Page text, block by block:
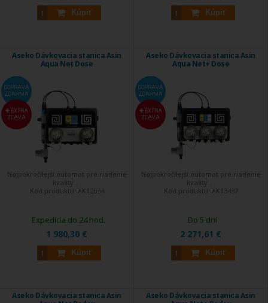
Kúpiť Kúpiť
Aseko Dávkovacia stanica Asin
Aqua Net Dose
DOPRAVA
ZDARMA
EXTRA
ZĽAVA
Najpokročilejší automat pre riadenie
kvality ...
Kód produktu: AK12034
1 980,30 €
Kúpiť
Expedícia do 24 hod.
Aseko Dávkovacia stanica Asin
Aqua Net+ Dose
DOPRAVA
ZDARMA
EXTRA
ZĽAVA
Najpokročilejší automat pre riadenie
kvality ...
Kód produktu: AK13437
2 271,61 €
Kúpiť
Do 5 dní
Aseko Dávkovacia stanica Asin
Aseko Dávkovacia stanica Asin